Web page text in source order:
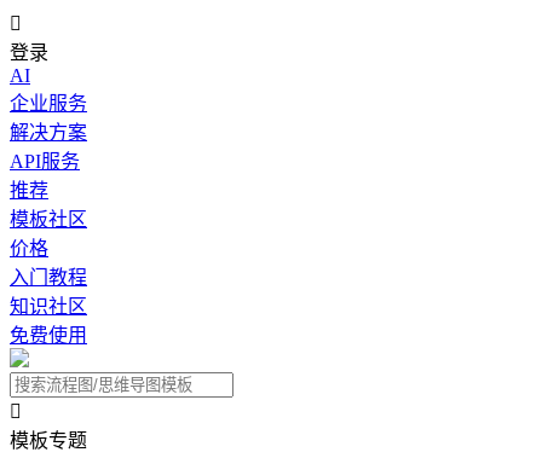

登录
AI
企业服务
解决方案
API服务
推荐
模板社区
价格
入门教程
知识社区
免费使用

模板专题